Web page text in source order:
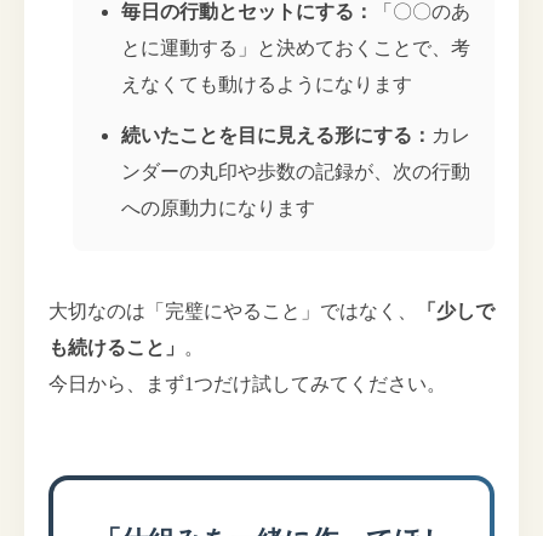
毎日の行動とセットにする：
「〇〇のあ
とに運動する」と決めておくことで、考
えなくても動けるようになります
続いたことを目に見える形にする： カレ
ンダーの丸印や歩数の記録が、次の行動
への原動力になります
大切なのは「完璧にやること」ではなく、
「少しで
も続けること」
。
今日から、まず1つだけ試してみてください。